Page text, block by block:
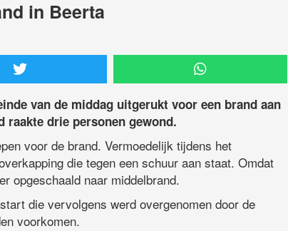
in Beerta
van de middag uitgerukt voor een brand aan
raakte drie personen gewond.
voor de brand. Vermoedelijk tijdens het
die tegen een schuur aan staat. Omdat
opgeschaald naar middelbrand.
die vervolgens werd overgenomen door de
voorkomen.